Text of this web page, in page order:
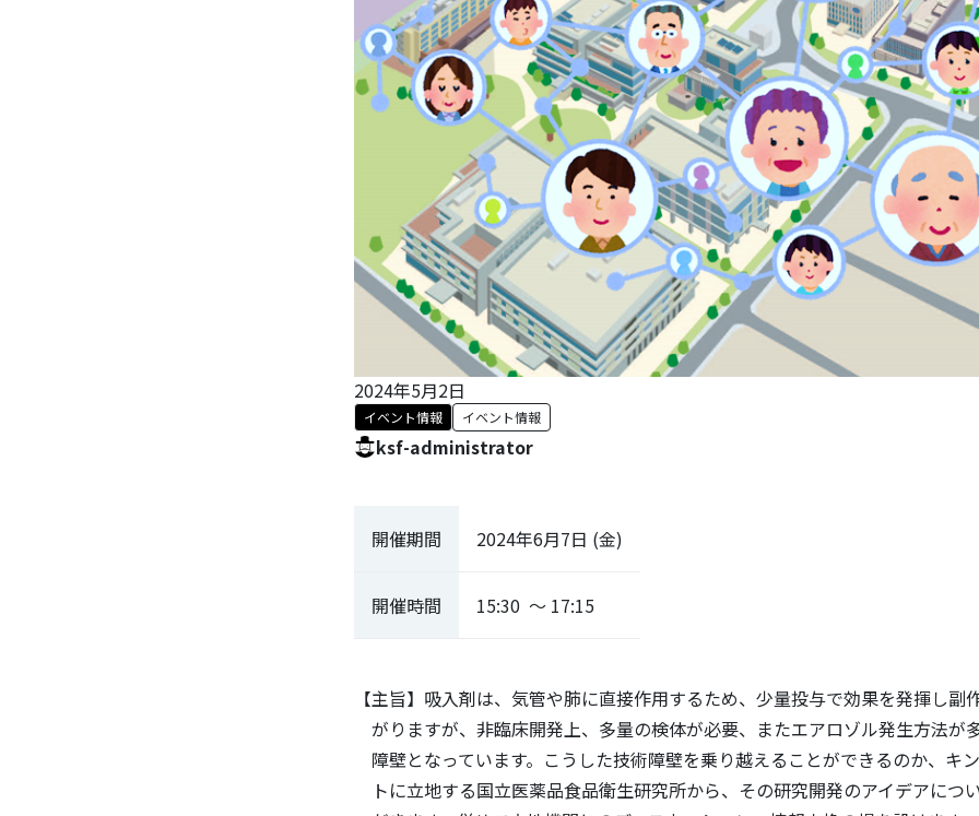
2024年5月2日
イベント情報 イベント情報
ksf-administrator
開催期間 2024年6月7日 (金)
開催時間 15:30 ～ 17:15
【主旨】吸入剤は、気管や肺に直接作用するため、少量投与で効果を発揮し副
がりますが、非臨床開発上、多量の検体が必要、またエアロゾル発生方法が
障壁となっています。こうした技術障壁を乗り越えることができるのか、キ
トに立地する国立医薬品食品衛生研究所から、その研究開発のアイデアにつ